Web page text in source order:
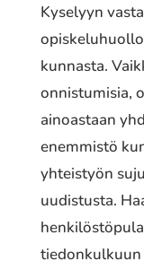
Kyselyyn
kunnasta.
onnistumisia,
ainoastaan
enemmistö
yhteistyön
uudistusta.
tiedonkulkuun